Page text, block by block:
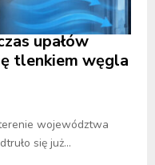
upałów
tlenkiem węgla
województwa
się już...